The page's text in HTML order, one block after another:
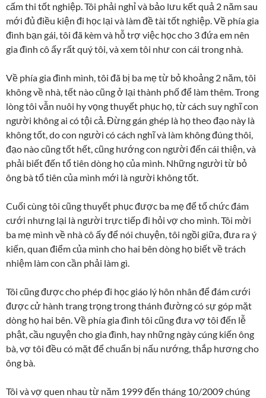
cấm thi tốt nghiệp. Tôi phải nghỉ và bảo lưu kết quả 2 năm sau
mới đủ điều kiện đi học lại và làm đề tài tốt nghiệp. Về phía gia
đình bạn gái, tôi đã kèm và hỗ trợ việc học cho 3 đứa em nên
gia đình cô ấy rất quý tôi, và xem tôi như con cái trong nhà.
Về phía gia đình mình, tôi đã bị ba mẹ từ bỏ khoảng 2 năm, tôi
không về nhà, tết nào cũng ở lại thành phố để làm thêm. Trong
lòng tôi vẫn nuôi hy vọng thuyết phục họ, từ cách suy nghĩ con
người không ai có tội cả. Đừng gán ghép là họ theo đạo này là
không tốt, do con người có cách nghĩ và làm không đúng thôi,
đạo nào cũng tốt hết, cũng hướng con người đến cái thiện, và
phải biết đến tổ tiên dòng họ của mình. Những người từ bỏ
ông bà tổ tiên của mình mới là người không tốt.
Cuối cùng tôi cũng thuyết phục được ba mẹ để tổ chức đám
cưới nhưng lại là người trực tiếp đi hỏi vợ cho mình. Tôi mời
ba mẹ mình về nhà cô ấy để nói chuyện, tôi ngồi giữa, đưa ra ý
kiến, quan điểm của mình cho hai bên dòng họ biết về trách
nhiệm làm con cần phải làm gì.
Tôi cũng được cho phép đi học giáo lý hôn nhân để đám cưới
được cử hành trang trọng trong thánh đường có sự góp mặt
dòng họ hai bên. Về phía gia đình tôi cũng đưa vợ tôi đến lễ
phật, cầu nguyện cho gia đình, hay những ngày cúng kiến ông
bà, vợ tôi đều có mặt để chuẩn bị nấu nướng, thắp hương cho
ông bà.
Tôi và vợ quen nhau từ năm 1999 đến tháng 10/2009 chúng